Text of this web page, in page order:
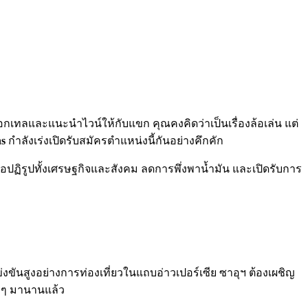
เทลและแนะนำไวน์ให้กับแขก คุณคงคิดว่าเป็นเรื่องล้อเล่น แต่
กำลังเร่งเปิดรับสมัครตำแหน่งนี้กันอย่างคึกคัก
ปฏิรูปทั้งเศรษฐกิจและสังคม ลดการพึ่งพาน้ำมัน และเปิดรับการ
นสูงอย่างการท่องเที่ยวในแถบอ่าวเปอร์เซีย ซาอุฯ ต้องเผชิญ
มานานแล้ว